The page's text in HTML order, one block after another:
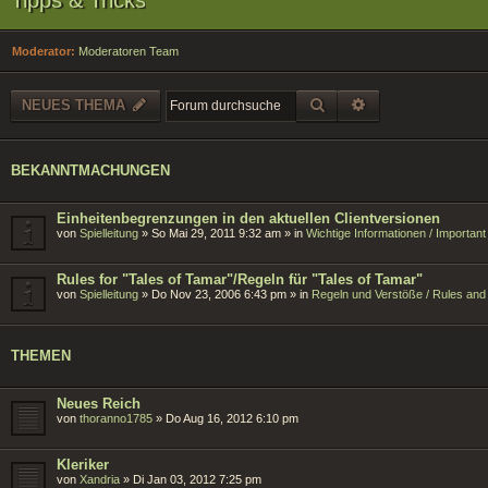
Moderator: Moderatoren Team
NEUES THEMA SUCHE
BEKANNTMACHUNGEN
Einheitenbegrenzungen in den aktuellen Clientversionen
von Spielleitung » So Mai 29, 2011 9:32 am » in Wichtige Informationen /
Rules for "Tales of Tamar"/Regeln für "Tales of Tamar"
von Spielleitung » Do Nov 23, 2006 6:43 pm » in Regeln und Verstöße / Rules and
THEMEN
Neues Reich
von thoranno1785 » Do Aug 16, 2012 6:10 pm
Kleriker
von Xandria » Di Jan 03, 2012 7:25 pm